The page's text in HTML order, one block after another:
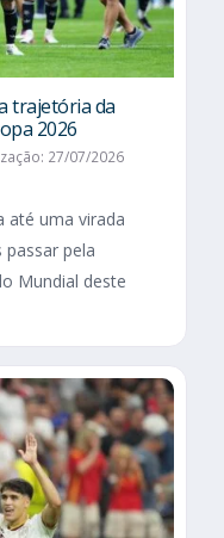
trajetória da
2026
27/07/2026
até uma virada
pela
Mundial deste